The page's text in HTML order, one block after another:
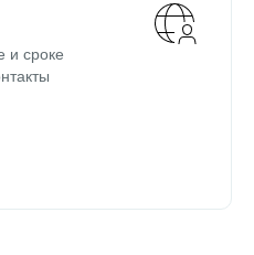
и сроке